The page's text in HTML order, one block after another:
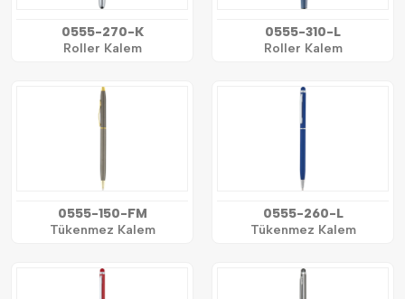
0555-270-K
Roller Kalem
0555-310-L
Roller Kalem
0555-150-FM
Tükenmez Kalem
0555-260-L
Tükenmez Kalem